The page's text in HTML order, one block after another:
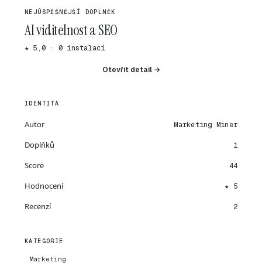
NEJÚSPĚŠNĚJŠÍ DOPLNĚK
AI viditelnost a SEO
★ 5,0 · 0 instalací
Otevřít detail →
IDENTITA
Autor Marketing Miner
Doplňků 1
Score 44
Hodnocení ★ 5
Recenzí 2
KATEGORIE
Marketing